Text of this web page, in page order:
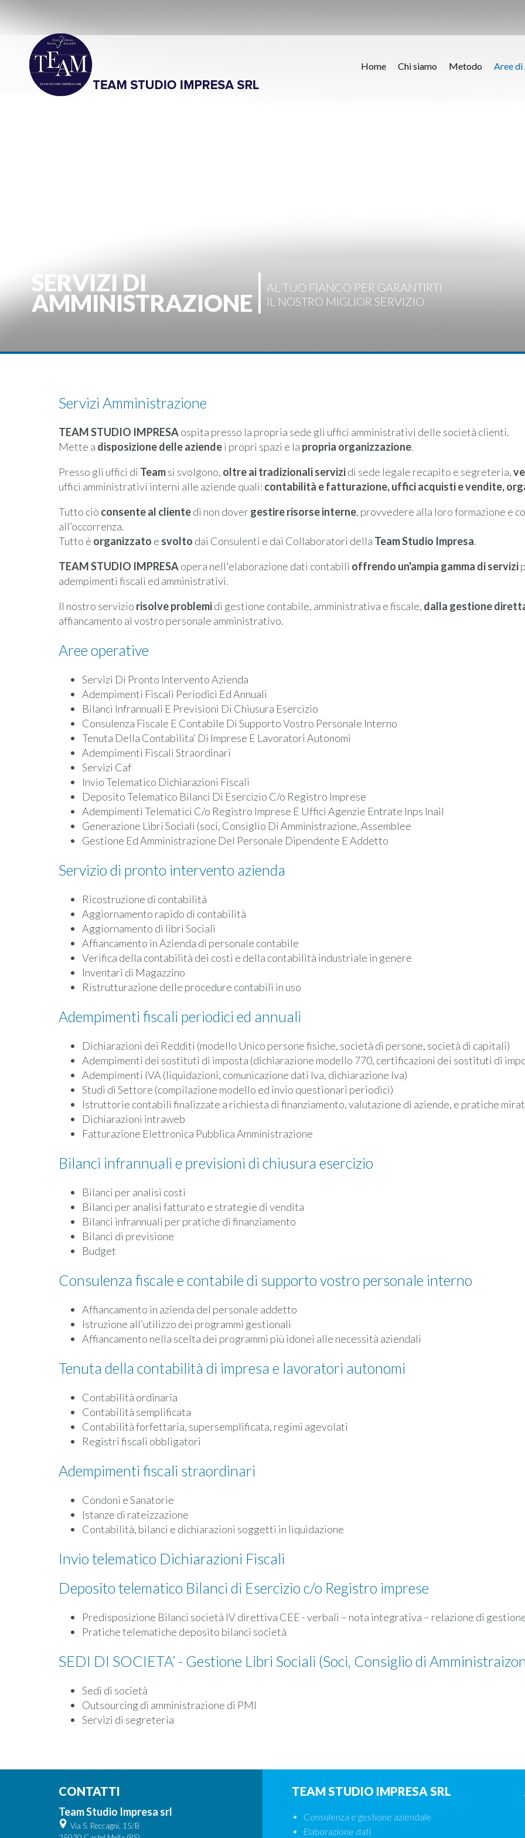
Home Chi siamo Metodo Aree
SERVIZI DI
AMMINISTRAZIONE
AL TUO FIANCO PER GARANTIRTI
IL NOSTRO MIGLIOR SERVIZIO
Servizi Amministrazione
TEAM STUDIO IMPRESAospita presso la propria sede gli uffici amministrativi delle società clienti.
Mette a disposizione delle aziendei propri spazi e la propria organizzazione.
Presso gli uffici di Teamsi svolgono, oltre ai tradizionali servizidi sede legale recapito e segreteria,
uffici amministrativi interni alle aziende quali: contabilità e fatturazione, uffici acquisti e vendite,
Tutto ciò consente al clientedi non dovergestire risorse interne, provvedere alla loro formazione e
all’occorrenza.
Tutto è organizzato e svolto dai Consulenti e dai Collaboratori della Team Studio Impresa.
TEAM STUDIO IMPRESAopera nell'elaborazione dati contabili offrendo un'ampia gamma di servizi
adempimenti fiscali ed amministrativi.
Il nostro servizio risolve problemidi gestione contabile, amministrativa e fiscale, dalla gestione
affiancamento al vostro personale amministrativo.
Aree operative
Servizi Di Pronto Intervento Azienda
Adempimenti Fiscali Periodici Ed Annuali
Bilanci Infrannuali E Previsioni Di Chiusura Esercizio
Consulenza Fiscale E Contabile Di Supporto Vostro Personale Interno
Tenuta Della Contabilita’ Di Imprese E Lavoratori Autonomi
Adempimenti Fiscali Straordinari
Servizi Caf
Invio Telematico Dichiarazioni Fiscali
Deposito Telematico Bilanci Di Esercizio C/o Registro Imprese
Adempimenti Telematici C/o Registro Imprese E Uffici Agenzie Entrate Inps Inail
Generazione Libri Sociali (soci, Consiglio Di Amministrazione, Assemblee
Gestione Ed Amministrazione Del Personale Dipendente E Addetto
Servizio di pronto intervento azienda
Ricostruzione di contabilità
Aggiornamento rapido di contabilità
Aggiornamento di libri Sociali
Affiancamento in Azienda di personale contabile
Verifica della contabilità dei costi e della contabilità industriale in genere
Inventari di Magazzino
Ristrutturazione delle procedure contabili in uso
Adempimenti fiscali periodici ed annuali
Dichiarazioni dei Redditi (modello Unico persone fisiche, società di persone, società di capitali)
Adempimenti dei sostituti di imposta (dichiarazione modello 770, certificazioni dei sostituti di
Adempimenti IVA (liquidazioni, comunicazione dati Iva, dichiarazione Iva)
Studi di Settore (compilazione modello ed invio questionari periodici)
Istruttorie contabili finalizzate a richiesta di finanziamento, valutazione di aziende, e pratiche
Dichiarazioni intraweb
Fatturazione Elettronica Pubblica Amministrazione
Bilanci infrannuali e previsioni di chiusura esercizio
Bilanci per analisi costi
Bilanci per analisi fatturato e strategie di vendita
Bilanci infrannuali per pratiche di finanziamento
Bilanci di previsione
Budget
Consulenza fiscale e contabile di supporto vostro personale interno
Affiancamento in azienda del personale addetto
Istruzione all’utilizzo dei programmi gestionali
Affiancamento nella scelta dei programmi più idonei alle necessità aziendali
Tenuta della contabilità di impresa e lavoratori autonomi
Contabilità ordinaria
Contabilità semplificata
Contabilità forfettaria, supersemplificata, regimi agevolati
Registri fiscali obbligatori
Adempimenti fiscali straordinari
Condoni e Sanatorie
Istanze di rateizzazione
Contabilità, bilanci e dichiarazioni soggetti in liquidazione
Invio telematico Dichiarazioni Fiscali
Deposito telematico Bilanci di Esercizio c/o Registro imprese
Predisposizione Bilanci società IV direttiva CEE - verbali – nota integrativa – relazione di
Pratiche telematiche deposito bilanci società
SEDI DI SOCIETA’ - Gestione Libri Sociali (Soci, Consiglio di
Sedi di società
Outsourcing di amministrazione di PMI
Servizi di segreteria
CONTATTI
Team Studio Impresa srl
Via S. Reccagni, 15/B
TEAM STUDIO IMPRESA SRL
Consulenza e gestione aziendale
Elaborazione dati